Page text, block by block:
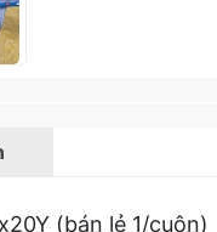
(bán lẻ 1/cuộn)